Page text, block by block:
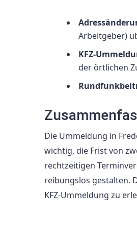
Arbeitgeber)
KFZ-
der örtlichen
Die Ummeldung in
wichtig, die Frist von
rechtzeitigen
reibungslos gestalten.
KFZ-Ummeldung zu